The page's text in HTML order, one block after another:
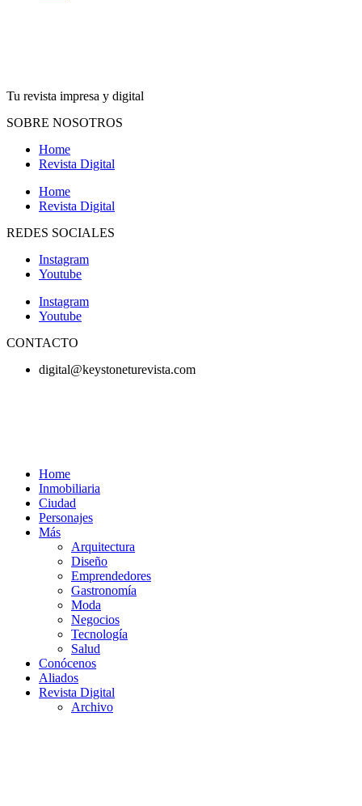
Tu revista impresa y digital
SOBRE NOSOTROS
Home
Revista Digital
Home
Revista Digital
REDES SOCIALES
Instagram
Youtube
Instagram
Youtube
CONTACTO
digital@keystoneturevista.com
Home
Inmobiliaria
Ciudad
Personajes
Más
Arquitectura
Diseño
Emprendedores
Gastronomía
Moda
Negocios
Tecnología
Salud
Conócenos
Aliados
Revista Digital
Archivo